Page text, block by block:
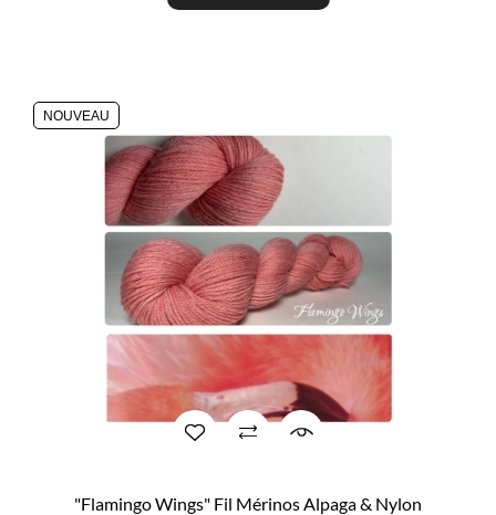
NOUVEAU
"Flamingo Wings" Fil Mérinos Alpaga & Nylon